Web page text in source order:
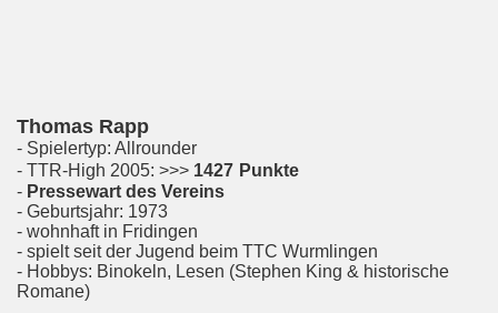
Thomas Rapp
- Spielertyp: Allrounder
- TTR-High 2005: >>> 1427 Punkte
- Pressewart des Vereins
- Geburtsjahr: 1973
- wohnhaft in Fridingen
- spielt seit der Jugend beim TTC Wurmlingen
- Hobbys: Binokeln, Lesen (Stephen King & historische
Romane)